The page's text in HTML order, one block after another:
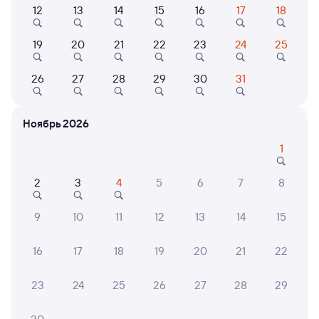
Выберите дату
Фирменный
002Э Россия Проходящий
Трудовое
в Владивосток (ж/д вокзал)
Дни следования ближайшие: 7, 8, 9 августа Маршрут
Найдём билет на поезд за вас
12 13 14 15 16 17 18
19 20 21 22 23 24 25
26 27 28 29 30 31
Ноябрь 2026
1
2 3 4 5 6 7 8
9 10 11 12 13 14 15
16 17 18 19 20 21 22
23 24 25 26 27 28 29